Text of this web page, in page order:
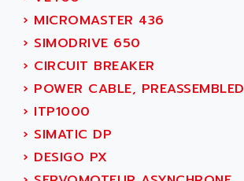
CHARGEUR
NUM 720
SINUMERIK 802
PCS950
DIGITAX
BUC
RAC3
PANELVIEW 550
AMI SEMICONDUCTOR
AMIC TECHNOLOGY
AMK
AMKASYN
AMP
AMP DISPLAY
AMPEREX
› MICROMASTER 436
› SIMODRIVE 650
› CIRCUIT BREAKER
› POWER CABLE, PREASSEMBLED
› ITP1000
› SIMATIC DP
› DESIGO PX